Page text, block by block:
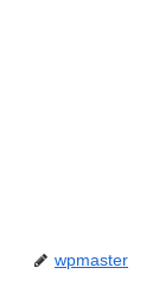
wpmaster